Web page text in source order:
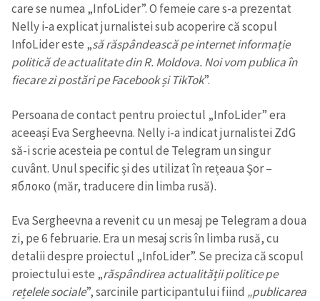
care se numea „InfoLider”. O femeie care s-a prezentat
Nelly i-a explicat jurnalistei sub acoperire că scopul
InfoLider este „să răspândească pe internet informație
politică de actualitate din R. Moldova. Noi vom publica în
fiecare zi postări pe Facebook și TikTok”.
Persoana de contact pentru proiectul „InfoLider” era
aceeași Eva Sergheevna. Nelly i-a indicat jurnalistei ZdG
să-i scrie acesteia pe contul de Telegram un singur
cuvânt. Unul specific și des utilizat în rețeaua Șor –
яблоко (măr, traducere din limba rusă).
Eva Sergheevna a revenit cu un mesaj pe Telegram a doua
zi, pe 6 februarie. Era un mesaj scris în limba rusă, cu
detalii despre proiectul „InfoLider”. Se preciza că scopul
proiectului este „răspândirea actualității politice pe
rețelele sociale”, sarcinile participantului fiind „publicarea